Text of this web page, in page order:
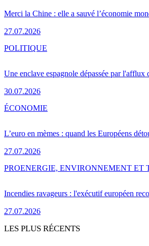
Merci la Chine : elle a sauvé l’économie
27.07.2026
Une enclave espagnole dépassée par
30.07.2026
POLITIQUE
L’euro en mèmes : quand les Européens
27.07.2026
ÉCONOMIE
Incendies ravageurs : l'exécutif européen
27.07.2026
PROENERGIE, ENVIRONNEMENT ET
LES PLUS RÉCENTS